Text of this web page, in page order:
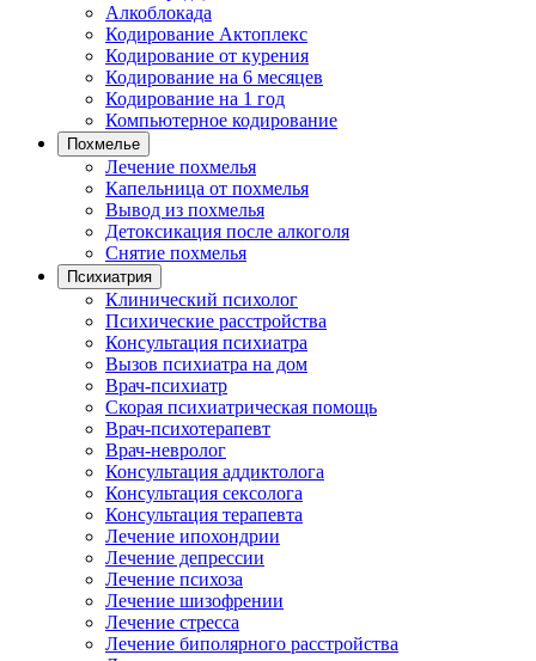
Алкоблокада
Кодирование Актоплекс
Кодирование от курения
Кодирование на 6 месяцев
Кодирование на 1 год
Компьютерное кодирование
Похмелье
Лечение похмелья
Капельница от похмелья
Вывод из похмелья
Детоксикация после алкоголя
Снятие похмелья
Психиатрия
Клинический психолог
Психические расстройства
Консультация психиатра
Вызов психиатра на дом
Врач-психиатр
Скорая психиатрическая помощь
Врач-психотерапевт
Врач-невролог
Консультация аддиктолога
Консультация сексолога
Консультация терапевта
Лечение ипохондрии
Лечение депрессии
Лечение психоза
Лечение шизофрении
Лечение стресса
Лечение биполярного расстройства